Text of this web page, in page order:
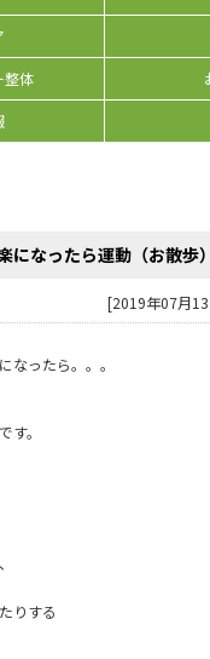
整体
になったら運動（お散歩
[2019年07月
なったら。。。
す。
りする